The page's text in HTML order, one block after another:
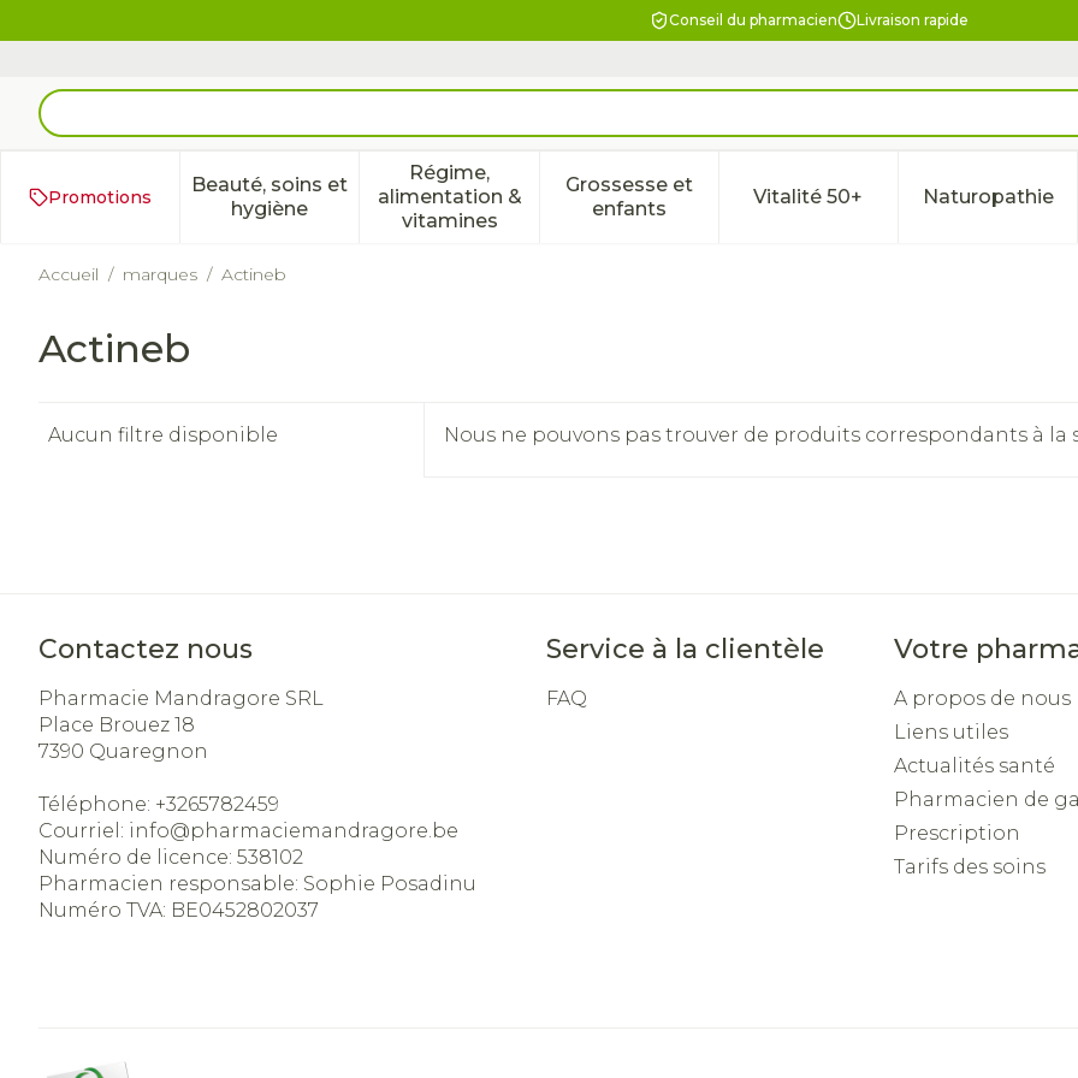
Conseil du pharmacien Livraison rapide
Rechercher
Promotions
Beauté, soins et
hygièneAfficher le sous-menu pour la catégorie Beauté, soins et hygiène
Régime,
alimentation &
vitamines
Afficher le sous-menu pour la catégorie Régime, alimentation &
Grossesse et
enfantsAfficher le sous-menu pour la catégorie
Vitalité 50+Afficher le sous-menu pour
Naturopathie
Afficher
Accueil / marques / Actineb
Actineb
Aucun filtre disponible Nous ne pouvons pas trouver de produits correspondants à la
Contactez nous
Pharmacie Mandragore SRL
Place Brouez 18
7390 Quaregnon
Téléphone: +3265782459
Courriel: info@pharmaciemandragore.be
Numéro de licence: 538102
Pharmacien responsable: Sophie Posadinu
Numéro TVA: BE0452802037
Service à la clientèle
FAQ
Votre
A propos de nous
Liens utiles
Actualités santé
Pharmacien de
Prescription
Tarifs des soins